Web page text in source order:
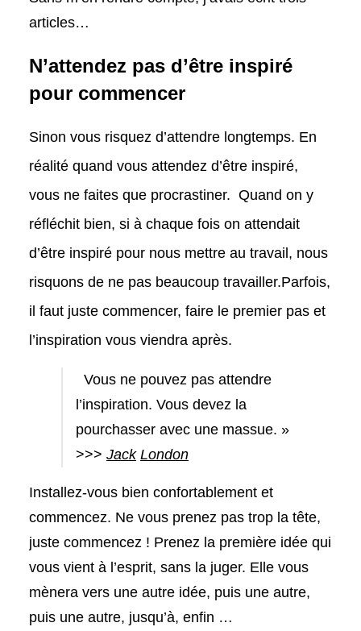
articles…
N’attendez pas d’être inspiré
pour commencer
Sinon vous risquez d’attendre longtemps. En
réalité quand vous attendez d’être inspiré,
vous ne faites que procrastiner. Quand on y
réfléchit bien, si à chaque fois on attendait
d’être inspiré pour nous mettre au travail, nous
risquons de ne pas beaucoup travailler.Parfois,
il faut juste commencer, faire le premier pas et
l’inspiration vous viendra après.
Vous ne pouvez pas attendre
l’inspiration. Vous devez la
pourchasser avec une massue. »
>>> Jack London
Installez-vous bien confortablement et
commencez. Ne vous prenez pas trop la tête,
juste commencez ! Prenez la première idée qui
vous vient à l’esprit, sans la juger. Elle vous
mènera vers une autre idée, puis une autre,
puis une autre, jusqu’à, enfin …